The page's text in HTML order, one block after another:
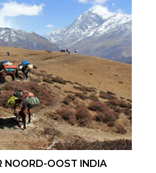
NOORD-OOST INDIA